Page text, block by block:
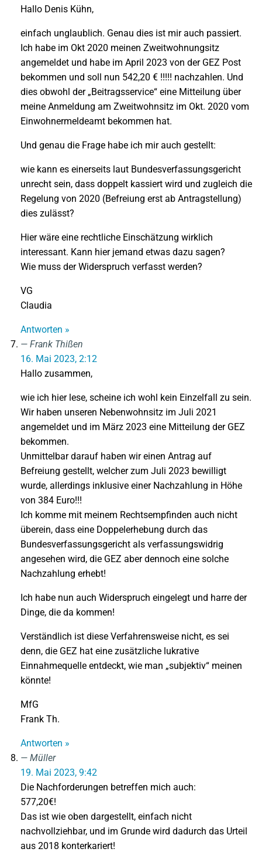
Hallo Denis Kühn,
einfach unglaublich. Genau dies ist mir auch passiert.
Ich habe im Okt 2020 meinen Zweitwohnungsitz
angemeldet und habe im April 2023 von der GEZ Post
bekommen und soll nun 542,20 € !!!!! nachzahlen. Und
dies obwohl der „Beitragsservice“ eine Mitteilung über
meine Anmeldung am Zweitwohnsitz im Okt. 2020 vom
Einwohnermeldeamt bekommen hat.
Und genau die Frage habe ich mir auch gestellt:
wie kann es einerseits laut Bundesverfassungsgericht
unrecht sein, dass doppelt kassiert wird und zugleich die
Regelung von 2020 (Befreiung erst ab Antragstellung)
dies zulässt?
Hier wäre eine rechtliche Einschätzung wirklich
interessant. Kann hier jemand etwas dazu sagen?
Wie muss der Widerspruch verfasst werden?
VG
Claudia
Antworten »
Frank Thißen
16. Mai 2023, 2:12
Hallo zusammen,
wie ich hier lese, scheine ich wohl kein Einzelfall zu sein.
Wir haben unseren Nebenwohnsitz im Juli 2021
angemeldet und im März 2023 eine Mitteilung der GEZ
bekommen.
Unmittelbar darauf haben wir einen Antrag auf
Befreiung gestellt, welcher zum Juli 2023 bewilligt
wurde, allerdings inklusive einer Nachzahlung in Höhe
von 384 Euro!!!
Ich komme mit meinem Rechtsempfinden auch nicht
überein, dass eine Doppelerhebung durch das
Bundesverfassungsgericht als verfassungswidrig
angesehen wird, die GEZ aber dennoch eine solche
Nachzahlung erhebt!
Ich habe nun auch Widerspruch eingelegt und harre der
Dinge, die da kommen!
Verständlich ist diese Verfahrensweise nicht, es sei
denn, die GEZ hat eine zusätzliche lukrative
Einnahmequelle entdeckt, wie man „subjektiv“ meinen
könnte!
MfG
Frank Th.
Antworten »
Müller
19. Mai 2023, 9:42
Die Nachforderungen betreffen mich auch:
577,20€!
Das ist wie oben dargestellt, einfach nicht
nachvollziehbar, und im Grunde wird dadurch das Urteil
aus 2018 konterkariert!